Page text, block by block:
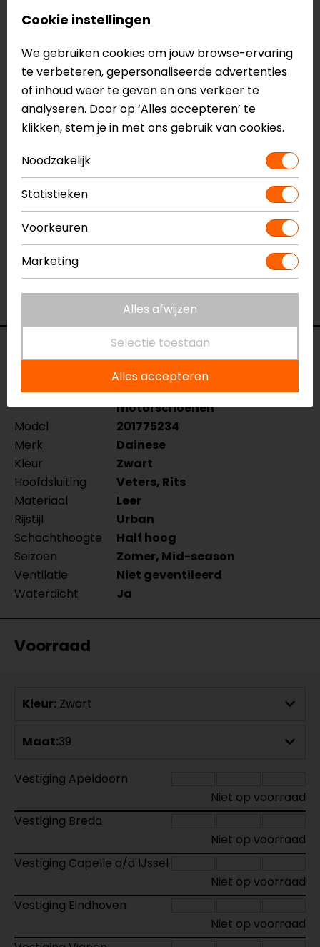
Waterdichte D-WP binnenvoering
malleolus met zacht D-schuim aan de
binnenkant
Deze Dainese Metractive Air motorschoenen zijn
gecertificeerd volgens EN 13634
Meer informatie nodig?
Heb je meer informatie nodig over dit product?
Neem dancontact
met ons op of kom langs in één
van
onze winkels
in Breda, Capelle aan den IJssel,
Eindhoven, Vianen of Apeldoorn. In de winkels kun je
het product bekijken & passen en staan onze
verkoopmedewerkers voor je klaar met advies.
Bekijk ook eens onzeandere motor sneakers.
Specificaties
Naam
Metractive D-WP
motorschoenen
Model
201775234
Merk
Dainese
Kleur
Zwart
Hoofdsluiting
Veters, Rits
Materiaal
Leer
Rijstijl
Urban
Schachthoogte
Half hoog
Seizoen
Zomer, Mid-season
Ventilatie
Niet geventileerd
Waterdicht
Ja
Voorraad
Kleur: Zwart
Maat:39
Vestiging Apeldoorn
Niet op voorraad
Vestiging Breda
Niet op voorraad
Vestiging Capelle a/d IJssel
Niet op voorraad
Vestiging Eindhoven
Niet op voorraad
Cookie instellingen
We gebruiken cookies om jouw browse-ervaring
te verbeteren, gepersonaliseerde advertenties
of inhoud weer te geven en ons verkeer te
analyseren. Door op ‘Alles accepteren’ te
klikken, stem je in met ons gebruik van cookies.
Noodzakelijk
Statistieken
Voorkeuren
Marketing
Alles afwijzen
Selectie toestaan
Alles accepteren